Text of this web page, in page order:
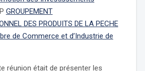
GROUPEMENT
DES PRODUITS DE LA PECHE
de Commerce et d’Industrie de
réunion était de présenter les